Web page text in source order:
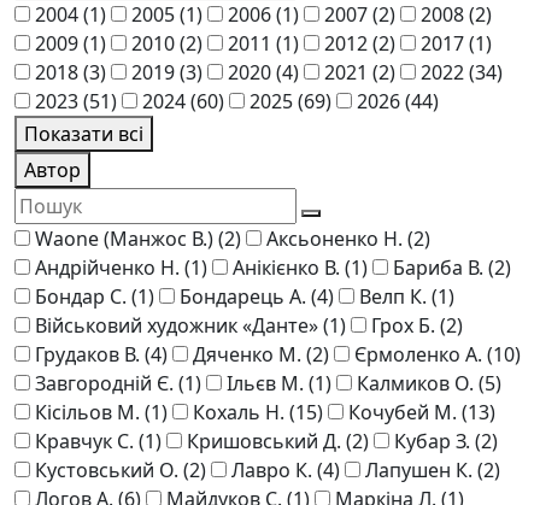
2004(1) 2005(1) 2006(1) 2007(2) 2008(2)
2009(1) 2010(2) 2011 (1) 2012(2) 2017(1)
2018(3) 2019(3) 2020(4) 2021 (2) 2022(34)
2023(51) 2024(60) 2025(69) 2026(44)
Показати всі
Автор
Waone (Манжос В.)(2) Аксьоненко Н. (2)
Андрійченко Н. (1) Анікієнко В. (1) Бариба В. (2)
Бондар С. (1) Бондарець А. (4) Велп К. (1)
Військовий художник «Данте»(1) Грох Б. (2)
Грудаков В. (4) Дяченко М. (2) Єрмоленко А. (10)
Завгородній Є. (1) Ільєв М. (1) Калмиков О. (5)
Кісільов М. (1) Кохаль Н. (15) Кочубей М. (13)
Кравчук С. (1) Кришовський Д. (2) Кубар З. (2)
Кустовський О. (2) Лавро К. (4) Лапушен К. (2)
Логов А. (6) Майдуков С. (1) Маркіна Л. (1)